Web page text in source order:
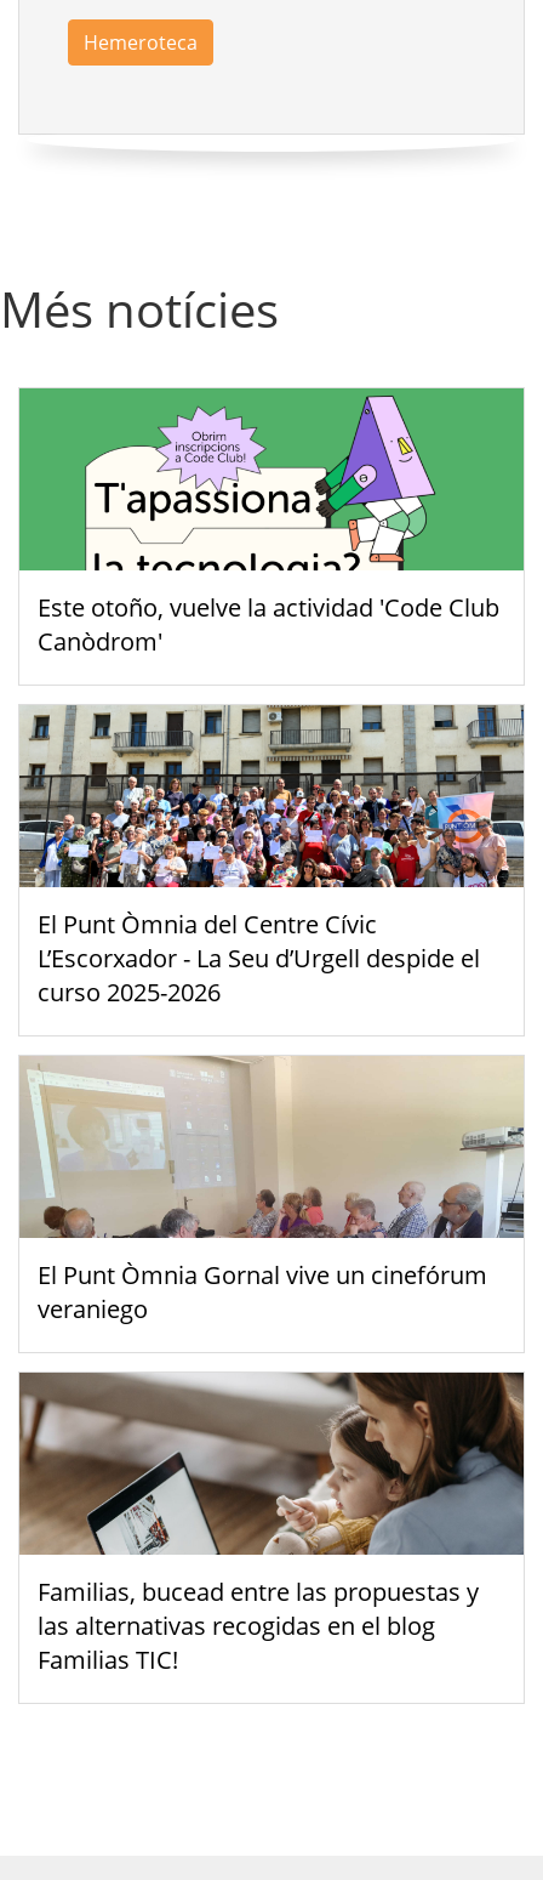
Hemeroteca
Més notícies
Este otoño, vuelve la actividad 'Code Club
Canòdrom'
El Punt Òmnia del Centre Cívic
L’Escorxador - La Seu d’Urgell despide el
curso 2025-2026
El Punt Òmnia Gornal vive un cinefórum
veraniego
Familias, bucead entre las propuestas y
las alternativas recogidas en el blog
Familias TIC!